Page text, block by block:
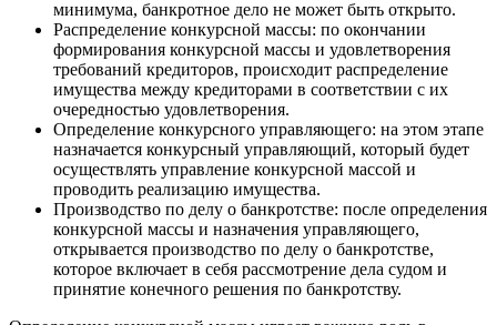
минимума, банкротное дело не может быть открыто.
Распределение конкурсной массы: по окончании
формирования конкурсной массы и удовлетворения
требований кредиторов, происходит распределение
имущества между кредиторами в соответствии с их
очередностью удовлетворения.
Определение конкурсного управляющего: на этом этапе
назначается конкурсный управляющий, который будет
осуществлять управление конкурсной массой и
проводить реализацию имущества.
Производство по делу о банкротстве: после определения
конкурсной массы и назначения управляющего,
открывается производство по делу о банкротстве,
которое включает в себя рассмотрение дела судом и
принятие конечного решения по банкротству.